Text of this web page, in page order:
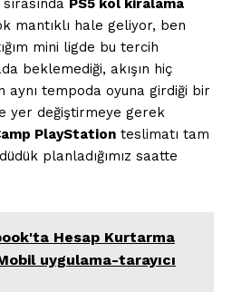
PS5 kol kiralama
mantıklı hale geliyor, ben
mini ligde bu tercih
beklemediği, akışın hiç
aynı tempoda oyuna girdiği bir
yer değiştirmeye gerek
PlayStation teslimatı tam
planladığımız saatte
Hesap Kurtarma
uygulama-tarayıcı